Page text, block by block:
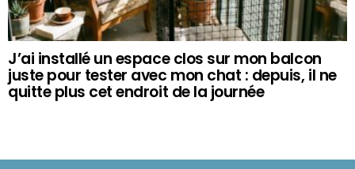
J’ai installé un espace clos sur mon balcon
juste pour tester avec mon chat : depuis, il ne
quitte plus cet endroit de la journée